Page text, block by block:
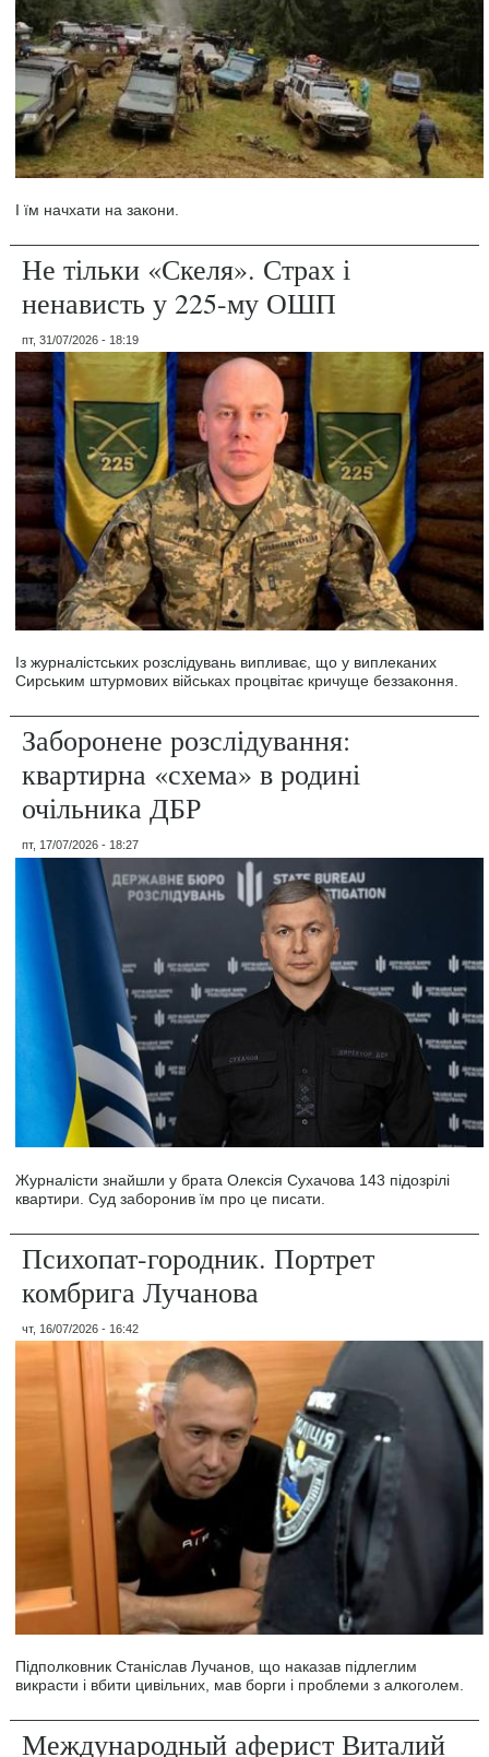
І їм начхати на закони.
Не тільки «Скеля». Страх і
ненависть у 225-му ОШП
пт, 31/07/2026 - 18:19
Із журналістських розслідувань випливає, що у виплеканих
Сирським штурмових військах процвітає кричуще беззаконня.
Заборонене розслідування:
квартирна «схема» в родині
очільника ДБР
пт, 17/07/2026 - 18:27
Журналісти знайшли у брата Олексія Сухачова 143 підозрілі
квартири. Суд заборонив їм про це писати.
Психопат-городник. Портрет
комбрига Лучанова
чт, 16/07/2026 - 16:42
Підполковник Станіслав Лучанов, що наказав підлеглим
викрасти і вбити цивільних, мав борги і проблеми з алкоголем.
Международный аферист Виталий